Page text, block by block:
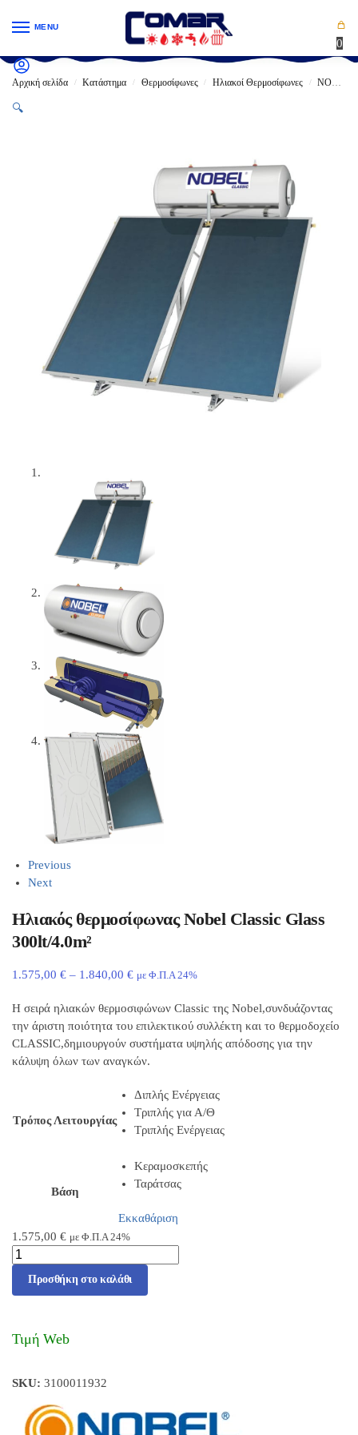
MENU
0
Αρχική σελίδα / Κατάστημα / Θερμοσίφωνες / Ηλιακοί Θερμοσίφωνες / NOBEL
🔍
Previous
Next
Ηλιακός θερμοσίφωνας Nobel Classic Glass
300lt/4.0m²
1.575,00 € – 1.840,00 € με Φ.Π.Α 24%
Η σειρά ηλιακών θερμοσιφώνων Classic της Nobel,συνδυάζοντας
την άριστη ποιότητα του επιλεκτικού συλλέκτη και το θερμοδοχείο
CLASSIC,δημιουργούν συστήματα υψηλής απόδοσης για την
κάλυψη όλων των αναγκών.
Τρόπος Λειτουργίας
Διπλής Ενέργειας
Τριπλής για Α/Θ
Τριπλής Ενέργειας
Βάση
Κεραμοσκεπής
Ταράτσας
Εκκαθάριση
1.575,00 € με Φ.Π.Α 24%
Προσθήκη στο καλάθι
Τιμή Web
SKU: 3100011932